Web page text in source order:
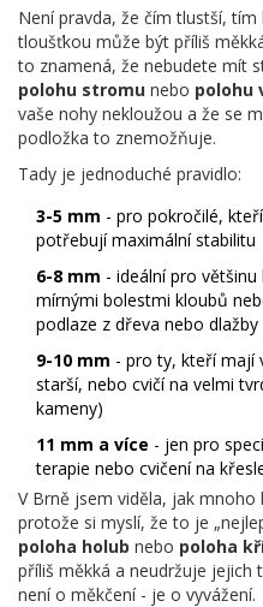
Není pravda, že čím tlustší,
tloušťkou může být příliš
to znamená, že nebudete mít
polohu stromu nebo polohu
vaše nohy nekloužou a že se
podložka to znemožňuje.
Tady je jednoduché pravidlo:
3-5 mm - pro pokročilé,
potřebují maximální stabilitu
6-8 mm - ideální pro
mírnými bolestmi kloubů
podlaze z dřeva nebo dlažby
9-10 mm - pro ty, kteří mají
starší, nebo cvičí na velmi
kameny)
11 mm a více - jen pro
terapie nebo cvičení na
V Brně jsem viděla, jak
protože si myslí, že to je
poloha holub nebo poloha
příliš měkká a neudržuje jejich
není o měkčení - je o vyvážení.